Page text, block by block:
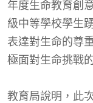
年度生命教育創
級中等學校學生
表達對生命的尊
極面對生命挑戰
教育局說明，此